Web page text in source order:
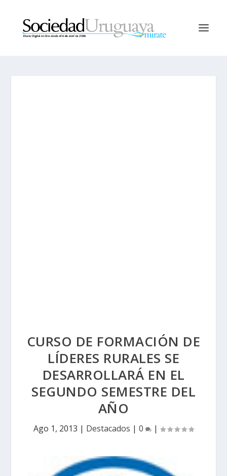
CURSO DE FORMACIÓN DE
LÍDERES RURALES SE
DESARROLLARÁ EN EL
SEGUNDO SEMESTRE DEL
AÑO
Ago 1, 2013 | Destacados | 0 |